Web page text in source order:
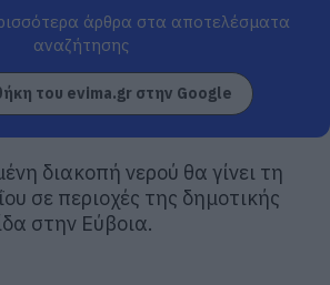
άρθρα στα αποτελέσματα
αναζήτησης
του evima.gr στην Google
διακοπή νερού θα γίνει τη
σε περιοχές της δημοτικής
στην Εύβοια.